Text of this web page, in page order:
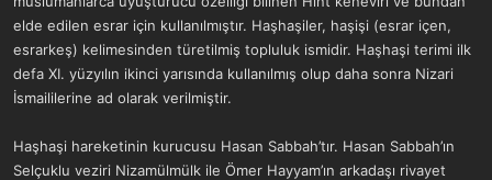
a
t
a
n
r
i
h
i
elde edilen esrar için kullanılmıştır. Haşhaşiler, haşişi (esrar içen,
esrarkeş) kelimesinden türetilmiş topluluk ismidir. Haşhaşi terimi ilk
defa XI. yüzyılın ikinci yarısında kullanılmış olup daha sonra Nizari
İsmaililerine ad olarak verilmiştir.
Haşhaşi hareketinin kurucusu Hasan Sabbah’tır. Hasan Sabbah’ın
Selçuklu veziri Nizamülmülk ile Ömer Hayyam’ın arkadaşı rivayet